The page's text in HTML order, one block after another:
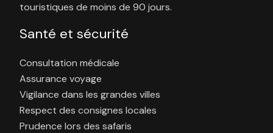
touristiques de moins de 90 jours.
Santé et sécurité
Consultation médicale
Assurance voyage
Vigilance dans les grandes villes
Respect des consignes locales
Prudence lors des safaris